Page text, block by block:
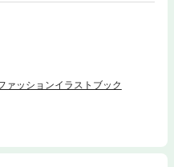
てくれる。※本作品には、紙書籍
おりません。※本作品は紙書籍
としては不要な情報を含んでい
ださい。
ッションイラストブック